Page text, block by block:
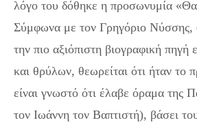
λόγο του δόθηκε η προσωνυμία
Σύμφωνα με τον Γρηγόριο Νύσσης,
την πιο αξιόπιστη βιογραφική
και θρύλων, θεωρείται ότι ήταν το
είναι γνωστό ότι έλαβε όραμα της
τον Ιωάννη τον Βαπτιστή), βάσει